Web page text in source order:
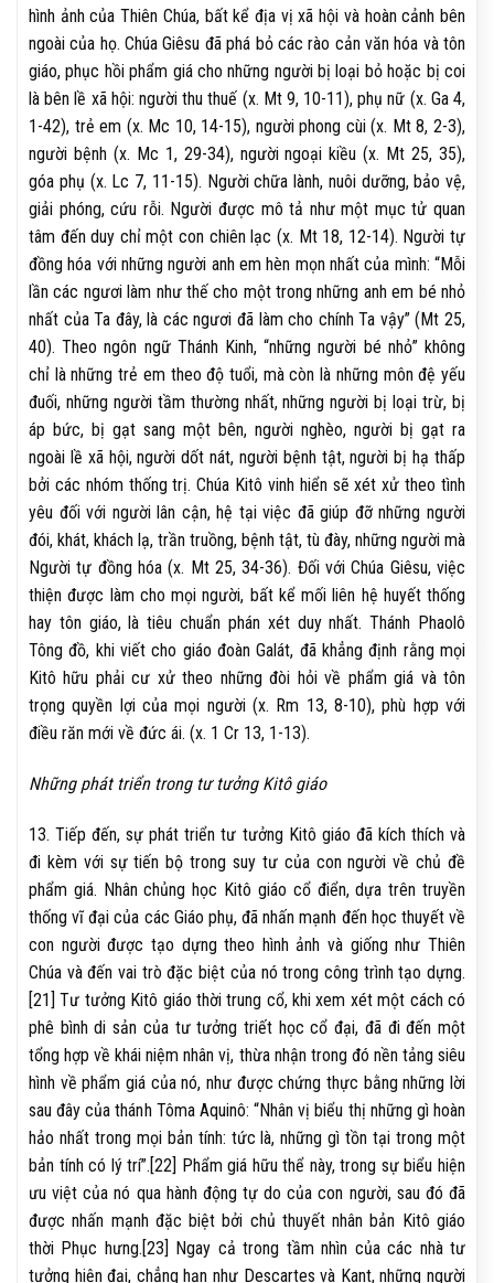
hình ảnh của Thiên Chúa, bất kể địa vị xã hội và hoàn cảnh bên
ngoài của họ. Chúa Giêsu đã phá bỏ các rào cản văn hóa và tôn
giáo, phục hồi phẩm giá cho những người bị loại bỏ hoặc bị coi
là bên lề xã hội: người thu thuế (x. Mt 9, 10-11), phụ nữ (x. Ga 4,
1-42), trẻ em (x. Mc 10, 14-15), người phong cùi (x. Mt 8, 2-3),
người bệnh (x. Mc 1, 29-34), người ngoại kiều (x. Mt 25, 35),
góa phụ (x. Lc 7, 11-15). Người chữa lành, nuôi dưỡng, bảo vệ,
giải phóng, cứu rỗi. Người được mô tả như một mục tử quan
tâm đến duy chỉ một con chiên lạc (x. Mt 18, 12-14). Người tự
đồng hóa với những người anh em hèn mọn nhất của mình: “Mỗi
lần các ngươi làm như thế cho một trong những anh em bé nhỏ
nhất của Ta đây, là các ngươi đã làm cho chính Ta vậy” (Mt 25,
40). Theo ngôn ngữ Thánh Kinh, “những người bé nhỏ” không
chỉ là những trẻ em theo độ tuổi, mà còn là những môn đệ yếu
đuối, những người tầm thường nhất, những người bị loại trừ, bị
áp bức, bị gạt sang một bên, người nghèo, người bị gạt ra
ngoài lề xã hội, người dốt nát, người bệnh tật, người bị hạ thấp
bởi các nhóm thống trị. Chúa Kitô vinh hiển sẽ xét xử theo tình
yêu đối với người lân cận, hệ tại việc đã giúp đỡ những người
đói, khát, khách lạ, trần truồng, bệnh tật, tù đày, những người mà
Người tự đồng hóa (x. Mt 25, 34-36). Đối với Chúa Giêsu, việc
thiện được làm cho mọi người, bất kể mối liên hệ huyết thống
hay tôn giáo, là tiêu chuẩn phán xét duy nhất. Thánh Phaolô
Tông đồ, khi viết cho giáo đoàn Galát, đã khẳng định rằng mọi
Kitô hữu phải cư xử theo những đòi hỏi về phẩm giá và tôn
trọng quyền lợi của mọi người (x. Rm 13, 8-10), phù hợp với
điều răn mới về đức ái. (x. 1 Cr 13, 1-13).
Những phát triển trong tư tưởng Kitô giáo
13. Tiếp đến, sự phát triển tư tưởng Kitô giáo đã kích thích và
đi kèm với sự tiến bộ trong suy tư của con người về chủ đề
phẩm giá. Nhân chủng học Kitô giáo cổ điển, dựa trên truyền
thống vĩ đại của các Giáo phụ, đã nhấn mạnh đến học thuyết về
con người được tạo dựng theo hình ảnh và giống như Thiên
Chúa và đến vai trò đặc biệt của nó trong công trình tạo dựng.
[21] Tư tưởng Kitô giáo thời trung cổ, khi xem xét một cách có
phê bình di sản của tư tưởng triết học cổ đại, đã đi đến một
tổng hợp về khái niệm nhân vị, thừa nhận trong đó nền tảng siêu
hình về phẩm giá của nó, như được chứng thực bằng những lời
sau đây của thánh Tôma Aquinô: “Nhân vị biểu thị những gì hoàn
hảo nhất trong mọi bản tính: tức là, những gì tồn tại trong một
bản tính có lý trí”.[22] Phẩm giá hữu thể này, trong sự biểu hiện
ưu việt của nó qua hành động tự do của con người, sau đó đã
được nhấn mạnh đặc biệt bởi chủ thuyết nhân bản Kitô giáo
thời Phục hưng.[23] Ngay cả trong tầm nhìn của các nhà tư
tưởng hiện đại, chẳng hạn như Descartes và Kant, những người